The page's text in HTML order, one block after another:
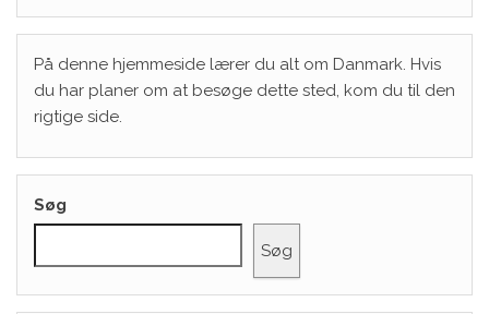
På denne hjemmeside lærer du alt om Danmark. Hvis
du har planer om at besøge dette sted, kom du til den
rigtige side.
Søg
Søg